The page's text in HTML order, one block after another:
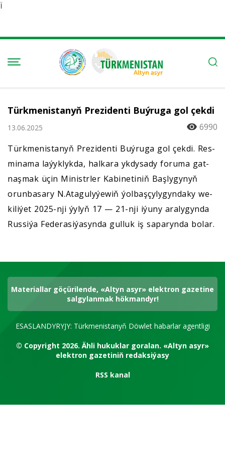
Ï
Türkmenistanyň Prezidenti Buýruga gol çekdi
13.06.2025
6990
Türk­me­nis­ta­nyň Pre­zi­den­ti Buý­ru­ga gol çek­di. Res­
mi­na­ma la­ýyk­lyk­da, hal­ka­ra yk­dy­sa­dy fo­ru­ma gat­
naş­mak üçin Mi­nistr­ler Ka­bi­ne­ti­niň Baş­ly­gy­nyň
orun­ba­sa­ry N.Ata­gu­ly­ýe­wiň ýol­baş­çy­ly­gyn­da­ky we­
ki­li­ýe­t 2025-nji ýy­lyň 17 — 21-nji iýu­ny ara­ly­gyn­da
Rus­si­ýa Fe­de­ra­si­ýa­syn­da gul­luk iş sa­pa­ryn­da bo­lar.
Materiallar göçürilende, «Altyn asyr» elektron gazetine
salgylanmak hökmandyr!
ESASLANDYRYJY: Türkmenistanyň Döwlet habarlar agentligi
© Copyright 2026.Ähli hukuklar goralan. «Altyn asyr»
elektron gazetiniň redaksiýasy
RSS kanal